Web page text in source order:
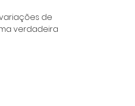
de
verdadeira